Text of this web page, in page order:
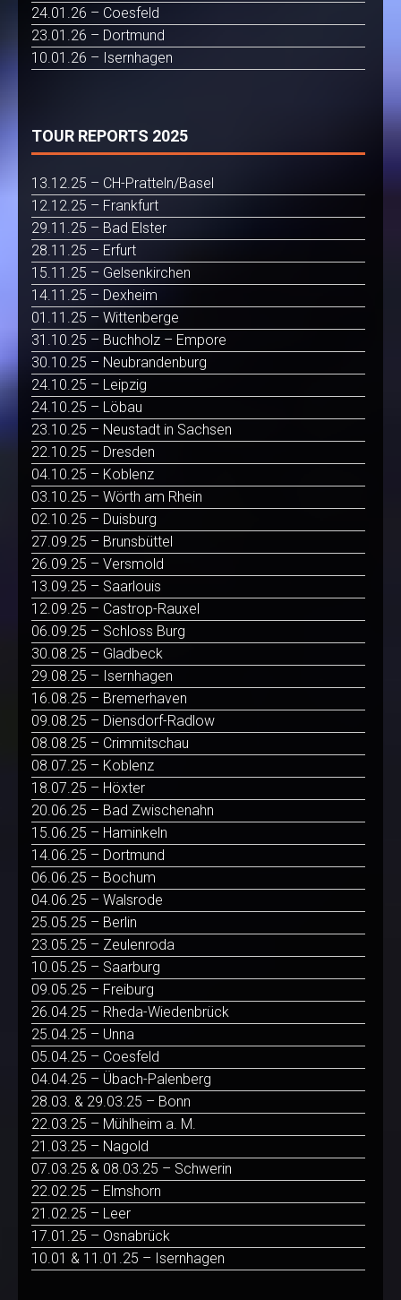
24.01.26 – Coesfeld
23.01.26 – Dortmund
10.01.26 – Isernhagen
TOUR REPORTS 2025
13.12.25 – CH-Pratteln/Basel
12.12.25 – Frankfurt
29.11.25 – Bad Elster
28.11.25 – Erfurt
15.11.25 – Gelsenkirchen
14.11.25 – Dexheim
01.11.25 – Wittenberge
31.10.25 – Buchholz – Empore
30.10.25 – Neubrandenburg
24.10.25 – Leipzig
24.10.25 – Löbau
23.10.25 – Neustadt in Sachsen
22.10.25 – Dresden
04.10.25 – Koblenz
03.10.25 – Wörth am Rhein
02.10.25 – Duisburg
27.09.25 – Brunsbüttel
26.09.25 – Versmold
13.09.25 – Saarlouis
12.09.25 – Castrop-Rauxel
06.09.25 – Schloss Burg
30.08.25 – Gladbeck
29.08.25 – Isernhagen
16.08.25 – Bremerhaven
09.08.25 – Diensdorf-Radlow
08.08.25 – Crimmitschau
08.07.25 – Koblenz
18.07.25 – Höxter
20.06.25 – Bad Zwischenahn
15.06.25 – Haminkeln
14.06.25 – Dortmund
06.06.25 – Bochum
04.06.25 – Walsrode
25.05.25 – Berlin
23.05.25 – Zeulenroda
10.05.25 – Saarburg
09.05.25 – Freiburg
26.04.25 – Rheda-Wiedenbrück
25.04.25 – Unna
05.04.25 – Coesfeld
04.04.25 – Übach-Palenberg
28.03. & 29.03.25 – Bonn
22.03.25 – Mühlheim a. M.
21.03.25 – Nagold
07.03.25 & 08.03.25 – Schwerin
22.02.25 – Elmshorn
21.02.25 – Leer
17.01.25 – Osnabrück
10.01 & 11.01.25 – Isernhagen